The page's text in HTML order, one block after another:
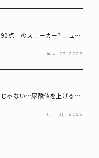
点」のスニーカー? ニュー
Aug. 03, 2026
ゃない…尿酸値を上げる
Jul. 31, 2026